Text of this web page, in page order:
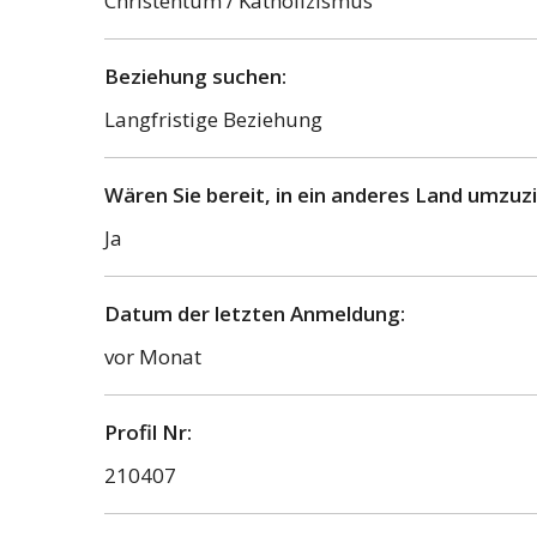
Beziehung suchen:
Langfristige Beziehung
Wären Sie bereit, in ein anderes Land
Ja
Datum der letzten Anmeldung:
vor Monat
Profil Nr:
210407